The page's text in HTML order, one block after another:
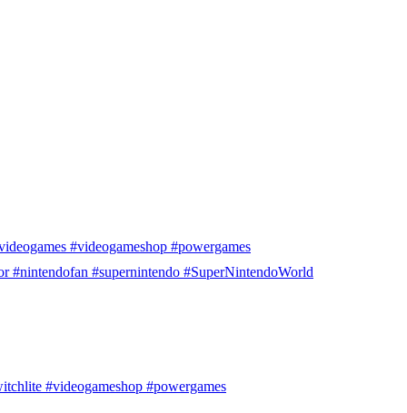
#videogameshop #powergames
#supernintendo #SuperNintendoWorld